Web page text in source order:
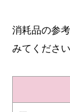
消耗品の参
みてください